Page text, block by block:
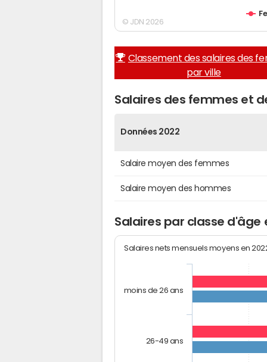
© JDN 2026
Classement des salaires des
par ville
Salaires des femmes et
Données 2022
Salaire moyen des femmes
Salaire moyen des hommes
Salaires par classe
Salaires nets mensuels moyens en
moins de 26 ans
26-49 ans